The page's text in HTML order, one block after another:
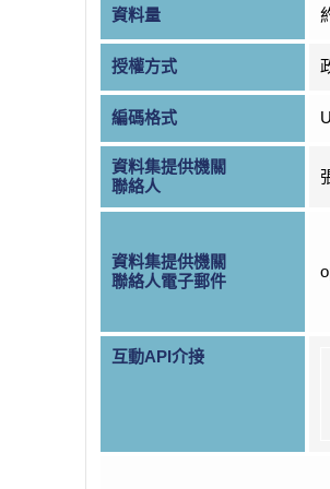
資料量
授權方式
編碼格式
資料集提供機關
聯絡人
資料集提供機關
聯絡人電子郵件
互動API介接